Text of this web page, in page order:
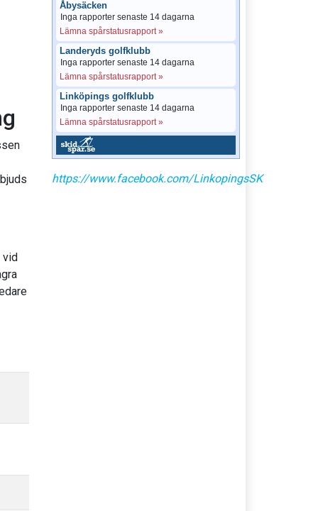
vid
Åbysäcken
Inga rapporter senaste 14 dagarna
Lämna spårstatusrapport »
Landeryds golfklubb
Inga rapporter senaste 14 dagarna
Lämna spårstatusrapport »
Linköpings golfklubb
Inga rapporter senaste 14 dagarna
Lämna spårstatusrapport »
https://www.facebook.com/LinkopingsSK